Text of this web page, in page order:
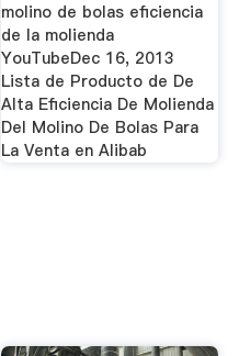
molino de bolas eficiencia
de la molienda
YouTubeDec 16, 2013
Lista de Producto de De
Alta Eficiencia De Molienda
Del Molino De Bolas Para
La Venta en Alibab